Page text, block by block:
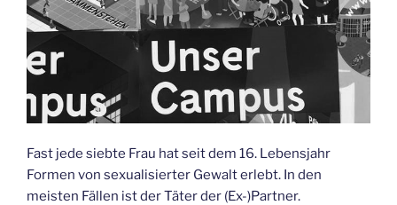
Fast jede siebte Frau hat seit dem 16. Lebensjahr
Formen von sexualisierter Gewalt erlebt. In den
meisten Fällen ist der Täter der (Ex-)Partner.